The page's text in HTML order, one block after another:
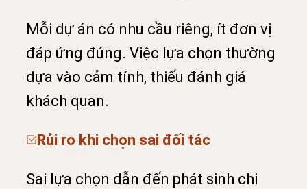
Mỗi dự án có nhu cầu riêng, ít đơn vị
đáp ứng đúng. Việc lựa chọn thường
dựa vào cảm tính, thiếu đánh giá
khách quan.
Rủi ro khi chọn sai đối tác
Sai lựa chọn dẫn đến phát sinh chi